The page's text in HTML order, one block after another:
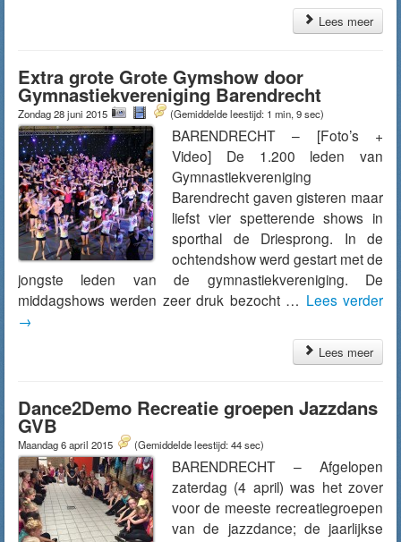
Lees meer
Extra grote Grote Gymshow door
Gymnastiekvereniging Barendrecht
Zondag 28 juni 2015 (Gemiddelde leestijd: 1 min, 9 sec)
BARENDRECHT – [Foto’s +
Video] De 1.200 leden van
Gymnastiekvereniging
Barendrecht gaven gisteren maar
liefst vier spetterende shows in
sporthal de Driesprong. In de
ochtendshow werd gestart met de
jongste leden van de gymnastiekvereniging. De
middagshows werden zeer druk bezocht … Lees verder
→
Lees meer
Dance2Demo Recreatie groepen Jazzdans
GVB
Maandag 6 april 2015 (Gemiddelde leestijd: 44 sec)
BARENDRECHT – Afgelopen
zaterdag (4 april) was het zover
voor de meeste recreatiegroepen
van de jazzdance; de jaarlijkse